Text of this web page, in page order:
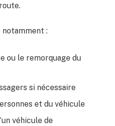
notamment :
ou le remorquage du
si nécessaire
et du véhicule
véhicule de